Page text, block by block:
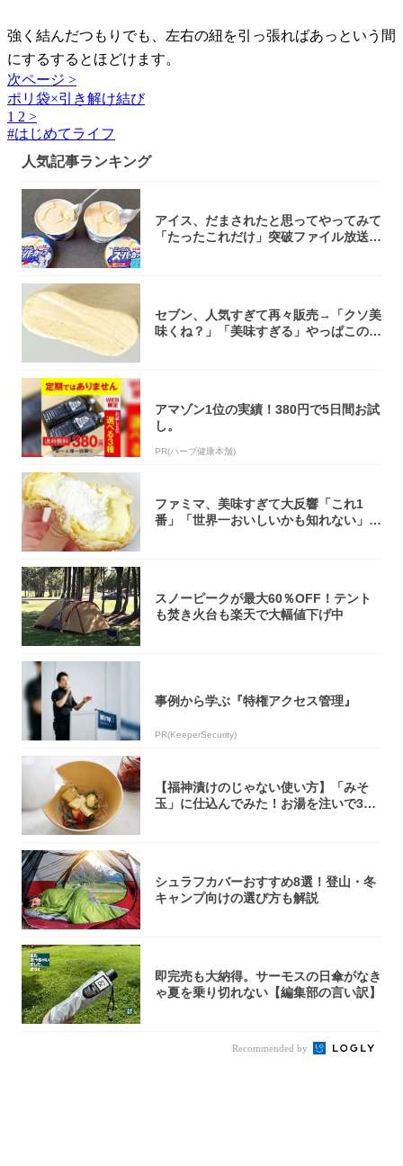
強く結んだつもりでも、左右の紐を引っ張ればあっという間
にするするとほどけます。
次ページ >
ポリ袋×引き解け結び
1 2 >
#はじめてライフ
人気記事ランキング
アイス、だまされたと思ってやってみて
「たったこれだけ」突破ファイル放送で
セブン、人気すぎて再々販売→「クソ美
味くね？」「美味すぎる」やっぱこのク
アマゾン1位の実績！380円で5日間お試
し。
PR(ハーブ健康本舗)
ファミマ、美味すぎて大反響「これ1
番」「世界一おいしいかも知れない」
スノーピークが最大60％OFF！テント
も焚き火台も楽天で大幅値下げ中
事例から学ぶ『特権アクセス管理』
PR(KeeperSecurity)
【福神漬けのじゃない使い方】「みそ
玉」に仕込んでみた！お湯を注いで30
シュラフカバーおすすめ8選！登山・冬
キャンプ向けの選び方も解説
即完売も大納得。サーモスの日傘がなき
ゃ夏を乗り切れない【編集部の言い訳】
Recommended by